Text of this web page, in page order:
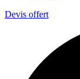
Devis offert